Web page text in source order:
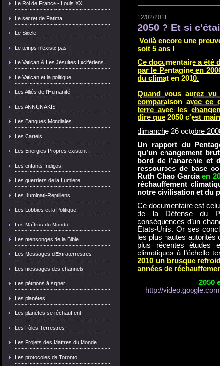
Le Roi de France - Louis XX
Le secret de Fatima
Le Siècle
Le temps n'existe pas !
Le Vatican & Les Jésuites Lucifériens
Le Vatican et la politique
Les Alliés de l'Humanité
Les ANNUNAKIS
Les Banques Mondiales
Les Cartels
Les Energies Propres existent !
Les enfants Indigos
Les guerriers de la Lumière
Les Illuminati-Reptiliens
Les Lobbies et la Politique
Les Maîtres du Monde
Les mensonges de la Bible
Les Messages d'Extraterrestres
Les messages des channels
Les pétitions à signer
Les planètes
Les planètes se réchauffent
Les Pôles Terrestres
Les Projets des Maîtres du Monde
Les protocoles de Toronto
12/02/2011
2050 ? Et si
Voilà encore une
soit 5 ans !
Ce documentaire a été
par le Pentagine en
du climat en 2010.
Quand vous aurez
comparaison avec ce
terre avec les
dire que 2050 c'est
dimanche 26 octobre
Un rapport du
qu’un changement
bord de l’anarchie et
ressources de base
Ruth Chao Garciaen
réchauffement
notre civilisation et du
Ce documentaire est
de la Défense du
conséquences d’un
États-Unis. Or ses
les plus hautes autorités
plus récentes études
climatiques à l’échelle
2010 un brusque
années de
2050
http://